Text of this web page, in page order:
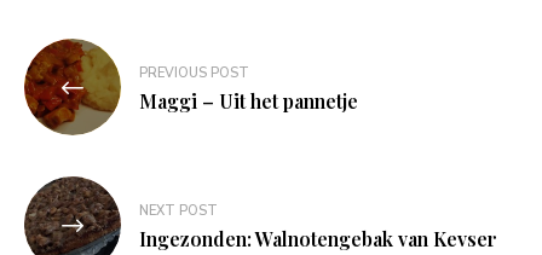
Bericht
navigatie
PREVIOUS POST
Maggi – Uit het pannetje
NEXT POST
Ingezonden: Walnotengebak van Kevser